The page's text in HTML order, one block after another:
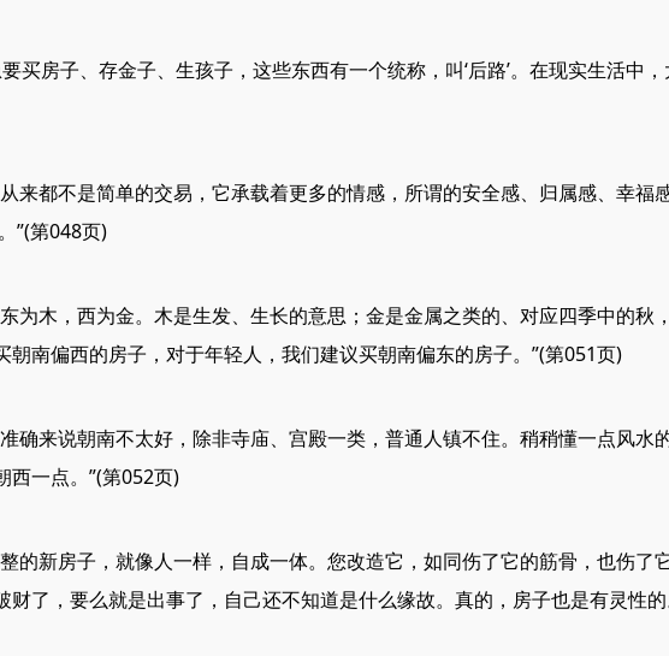
房子、存金子、生孩子，这些东西有一个统称，叫‘后路’。在现实生活中
都不是简单的交易，它承载着更多的情感，所谓的安全感、归属感、幸福
”(第048页)
木，西为金。木是生发、生长的意思；金是金属之类的、对应四季中的秋
南偏西的房子，对于年轻人，我们建议买朝南偏东的房子。”(第051页)
来说朝南不太好，除非寺庙、宫殿一类，普通人镇不住。稍稍懂一点风水
西一点。”(第052页)
新房子，就像人一样，自成一体。您改造它，如同伤了它的筋骨，也伤了
了，要么就是出事了，自己还不知道是什么缘故。真的，房子也是有灵性